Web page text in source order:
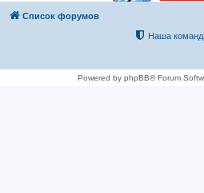
Список форумов
Наша
Powered by phpBB® Forum